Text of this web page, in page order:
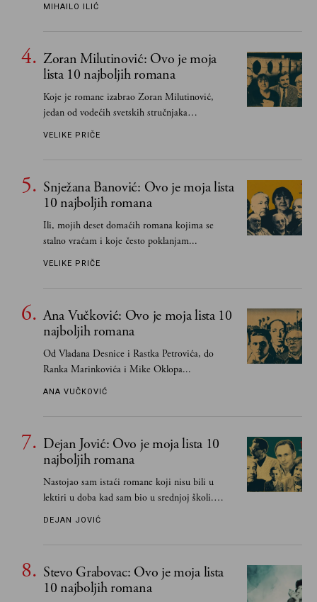
MIHAILO ILIĆ
Zoran Milutinović: Ovo je moja
lista 10 najboljih romana
Koje je romane izabrao Zoran Milutinović,
jedan od vodećih svetskih stručnjaka
južnoslovenske književnosti
VELIKE PRIČE
Snježana Banović: Ovo je moja lista
10 najboljih romana
Ili, mojih deset domaćih romana kojima se
stalno vraćam i koje često poklanjam...
VELIKE PRIČE
Ana Vučković: Ovo je moja lista 10
najboljih romana
Od Vladana Desnice i Rastka Petrovića, do
Ranka Marinkovića i Mike Oklopa...
ANA VUČKOVIĆ
Dejan Jović: Ovo je moja lista 10
najboljih romana
Nastojao sam istaći romane koji nisu bili u
lektiri u doba kad sam bio u srednjoj školi.
Smatrao sam da su "klasici" već dovoljno
DEJAN JOVIĆ
Stevo Grabovac: Ovo je moja lista
10 najboljih romana